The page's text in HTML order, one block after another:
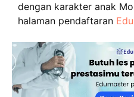
dengan karakter anak
halaman pendaftaran